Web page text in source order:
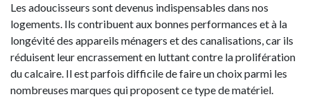
Les adoucisseurs sont devenus indispensables dans nos
logements. Ils contribuent aux bonnes performances et à la
longévité des appareils ménagers et des canalisations, car ils
réduisent leur encrassement en luttant contre la prolifération
du calcaire. Il est parfois difficile de faire un choix parmi les
nombreuses marques qui proposent ce type de matériel.